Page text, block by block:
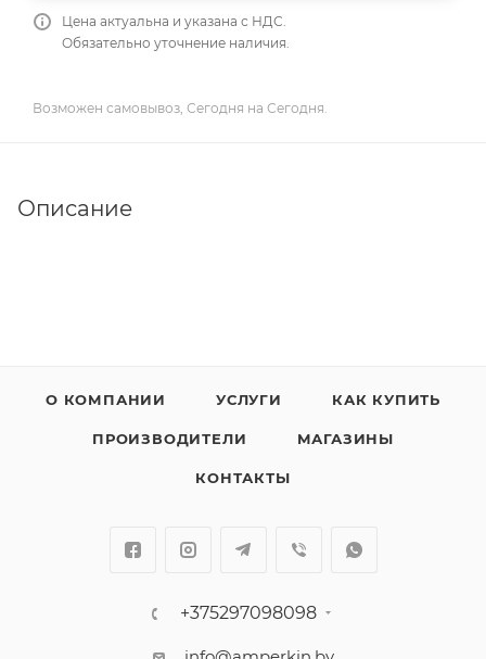
Цена актуальна и указана с НДС.
Обязательно уточнение наличия.
Возможен самовывоз, Сегодня на Сегодня.
Описание
О КОМПАНИИ УСЛУГИ КАК КУПИТЬ
ПРОИЗВОДИТЕЛИ МАГАЗИНЫ
КОНТАКТЫ
+375297098098